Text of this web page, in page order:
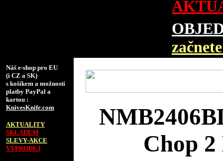
Náš e-shop pro EU
(i CZ a SK)
s košíkem a možností
platby PayPal a
kartou :
KnivesKnife.com
AKTUALITY
SKLADEM
SLEVY-AKCE
VÝPRODEJ
Chop